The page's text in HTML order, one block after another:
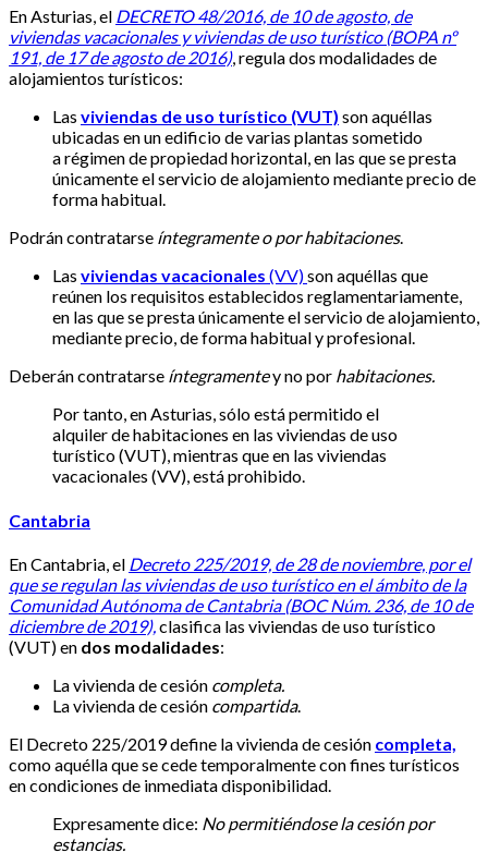
En Asturias, el DECRETO 48/2016, de 10 de agosto, de
viviendas vacacionales y viviendas de uso turístico (BOPA nº
191, de 17 de agosto de 2016), regula dos modalidades de
alojamientos turísticos:
Las viviendas de uso turístico (VUT) son aquéllas
ubicadas en un edificio de varias plantas sometido
a régimen de propiedad horizontal, en las que se presta
únicamente el servicio de alojamiento mediante precio de
forma habitual.
Podrán contratarse íntegramente o por habitaciones.
Las viviendas vacacionales (VV)son aquéllas que
reúnen los requisitos establecidos reglamentariamente,
en las que se presta únicamente el servicio de alojamiento,
mediante precio, de forma habitual y profesional.
Deberán contratarse íntegramentey no por habitaciones.
Por tanto, en Asturias, sólo está permitido el
alquiler de habitaciones en las viviendas de uso
turístico (VUT), mientras que en las viviendas
vacacionales (VV), está prohibido.
Cantabria
En Cantabria, el Decreto 225/2019, de 28 de noviembre, por el
que se regulan las viviendas de uso turístico en el ámbito de la
Comunidad Autónoma de Cantabria (BOC Núm. 236, de 10 de
diciembre de 2019),clasifica las viviendas de uso turístico
(VUT) en dos modalidades:
La vivienda de cesión completa.
La vivienda de cesión compartida.
El Decreto 225/2019 define la vivienda de cesión completa,
como aquélla que se cede temporalmente con fines turísticos
en condiciones de inmediata disponibilidad.
Expresamente dice: No permitiéndose la cesión por
estancias.